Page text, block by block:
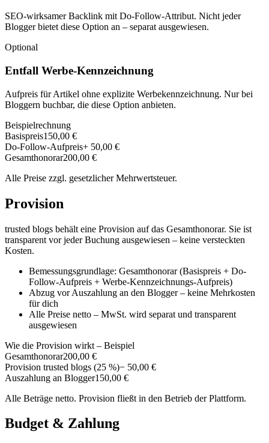
SEO-wirksamer Backlink mit Do-Follow-Attribut. Nicht jeder
Blogger bietet diese Option an – separat ausgewiesen.
Optional
Entfall Werbe-Kennzeichnung
Aufpreis für Artikel ohne explizite Werbekennzeichnung. Nur bei
Bloggern buchbar, die diese Option anbieten.
Beispielrechnung
Basispreis150,00 €
Do-Follow-Aufpreis+ 50,00 €
Gesamthonorar200,00 €
Alle Preise zzgl. gesetzlicher Mehrwertsteuer.
Provision
trusted blogs behält eine Provision auf das Gesamthonorar. Sie ist
transparent vor jeder Buchung ausgewiesen – keine versteckten
Kosten.
Bemessungsgrundlage: Gesamthonorar (Basispreis + Do-
Follow-Aufpreis + Werbe-Kennzeichnungs-Aufpreis)
Abzug vor Auszahlung an den Blogger – keine Mehrkosten
für dich
Alle Preise netto – MwSt. wird separat und transparent
ausgewiesen
Wie die Provision wirkt – Beispiel
Gesamthonorar200,00 €
Provision trusted blogs (25 %)− 50,00 €
Auszahlung an Blogger150,00 €
Alle Beträge netto. Provision fließt in den Betrieb der Plattform.
Budget & Zahlung